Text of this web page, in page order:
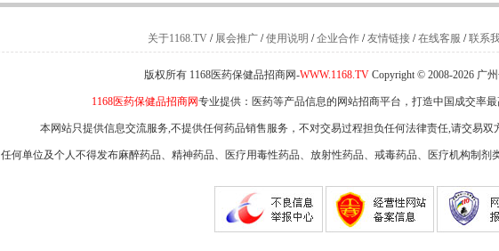
关于1168.TV/ 展会推广/使用说明 /企业合作/友情链接/在线客服 /联系
版权所有 1168医药保健品招商网-WWW.1168.TV Copyright © 2008-2026 广
1168医药保健品招商网专业提供：医药等产品信息的网站招商平台，打造中国成交率
本网站只提供信息交流服务,不提供任何药品销售服务，不对交易过程担负任何法律责任,请交易双
任何单位及个人不得发布麻醉药品、精神药品、医疗用毒性药品、放射性药品、戒毒药品、医疗机构制